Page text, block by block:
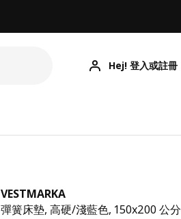
Hej! 登入或註冊
VESTMARKA
彈簧床墊, 高硬/淺藍色, 150x200 公分